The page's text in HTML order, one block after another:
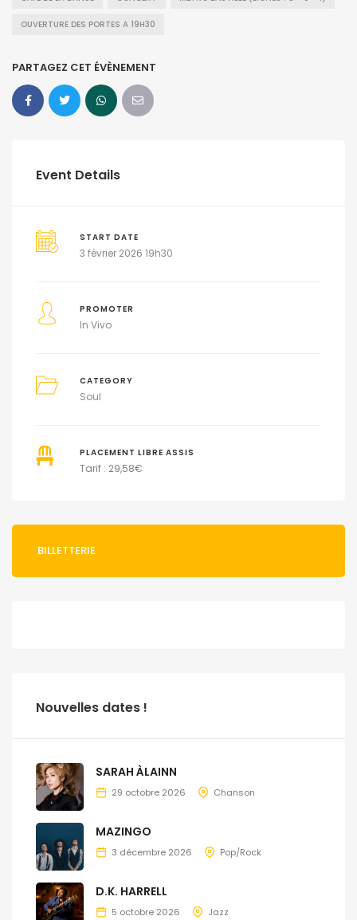
OUVERTURE DES PORTES A 19H30
PARTAGEZ CET ÉVÈNEMENT
Event Details
START DATE
3 février 2026 19h30
PROMOTER
In Vivo
CATEGORY
Soul
PLACEMENT LIBRE ASSIS
Tarif : 29,58€
BILLETTERIE
Nouvelles dates !
SARAH ÀLAINN
29 octobre 2026 Chanson
MAZINGO
3 décembre 2026 Pop/Rock
D.K. HARRELL
5 octobre 2026 Jazz